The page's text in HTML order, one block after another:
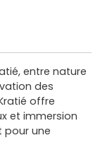
entre nature
des
offre
et immersion
pour une